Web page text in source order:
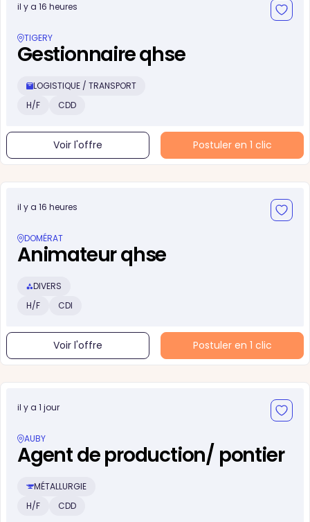
il y a 16 heures
TIGERY
Gestionnaire qhse
LOGISTIQUE / TRANSPORT
H/F
CDD
Voir l'offre Postuler en 1 clic
il y a 16 heures
DOMÉRAT
Animateur qhse
DIVERS
H/F
CDI
Voir l'offre Postuler en 1 clic
il y a 1 jour
AUBY
Agent de production/ pontier
MÉTALLURGIE
H/F
CDD